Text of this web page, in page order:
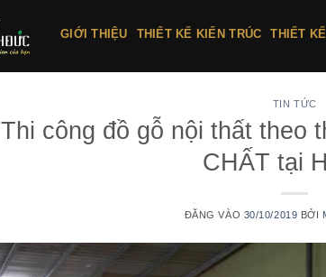
GIỚI THIỆU THIẾT KẾ KIẾN TRÚC THIẾT
TIN TỨC
Thi công đồ gỗ nội thất theo
CHẤT tại
ĐĂNG VÀO 30/10/2019 BỞI